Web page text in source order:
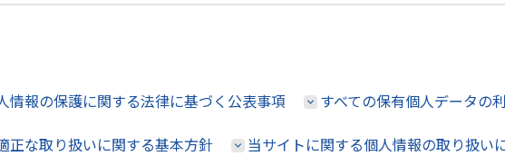
情報の保護に関する法律に基づく公表事項
すべての保有個人データの
正な取り扱いに関する基本方針 当サイトに関する個人情報の取り扱い